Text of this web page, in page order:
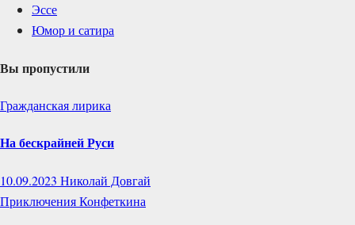
Эссе
Юмор и сатира
Вы пропустили
Гражданская лирика
На бескрайней Руси
10.09.2023 Николай Довгай
Приключения Конфеткина